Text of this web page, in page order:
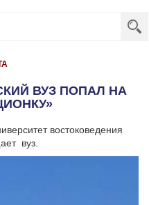
ВУЗ ПОПАЛ НА
востоковедения
вуз.